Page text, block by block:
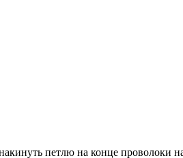
петлю на конце проволоки